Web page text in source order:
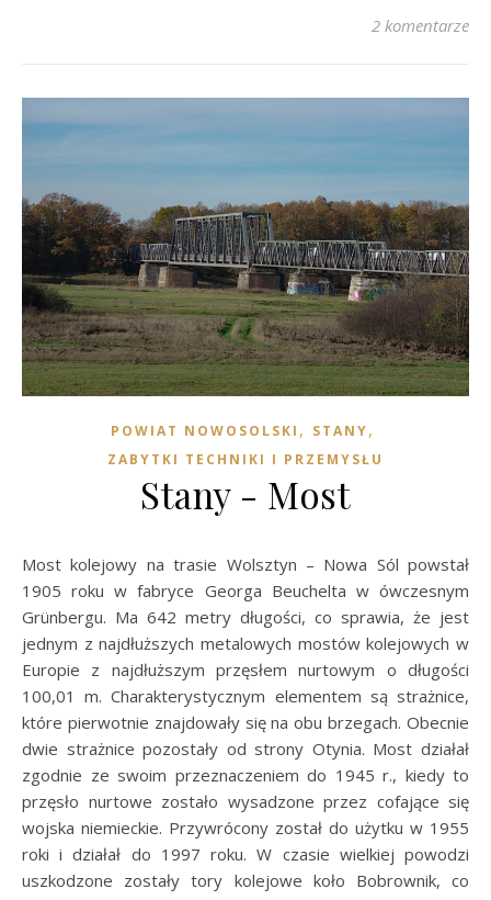
2 komentarze
POWIAT NOWOSOLSKI , STANY,
ZABYTKI TECHNIKI I PRZEMYSŁU
Stany - Most
Most kolejowy na trasie Wolsztyn – Nowa Sól powstał
1905 roku w fabryce Georga Beuchelta w ówczesnym
Grünbergu. Ma 642 metry długości, co sprawia, że jest
jednym z najdłuższych metalowych mostów kolejowych w
Europie z najdłuższym przęsłem nurtowym o długości
100,01 m. Charakterystycznym elementem są strażnice,
które pierwotnie znajdowały się na obu brzegach. Obecnie
dwie strażnice pozostały od strony Otynia. Most działał
zgodnie ze swoim przeznaczeniem do 1945 r., kiedy to
przęsło nurtowe zostało wysadzone przez cofające się
wojska niemieckie. Przywrócony został do użytku w 1955
roki i działał do 1997 roku. W czasie wielkiej powodzi
uszkodzone zostały tory kolejowe koło Bobrownik, co